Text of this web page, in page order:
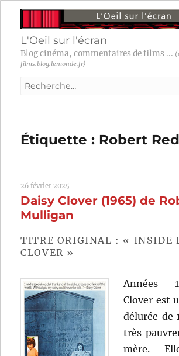
L'Oeil sur l'écran
Blog cinéma, commentaires de films ...
films.blog.lemonde.fr)
Recherche
:
Étiquette : Robert
26 février 2025
Daisy Clover (1965) de
Mulligan
TITRE ORIGINAL : « INSIDE
CLOVER »
Années
Clover est
délurée de
très
mère.